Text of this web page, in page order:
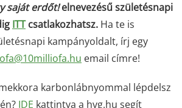
saját erdőt!elnevezésű születésnapi
ITTcsatlakozhatsz. Ha te is
kampányoldalt, írj egy
email címre!
karbonlábnyommal lépdelsz
IDE kattintva a hvg.hu segít